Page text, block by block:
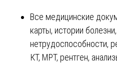
Все медицинские
карты, истории
нетрудоспособности,
КТ, МРТ, рентген,